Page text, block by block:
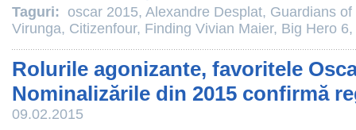
Taguri: oscar 2015, Alexandre Desplat, Guardians
Virunga, Citizenfour, Finding Vivian Maier, Big Hero 6,
Rolurile agonizante, favoritele
Nominalizările din 2015 confirmă
09.02.2015